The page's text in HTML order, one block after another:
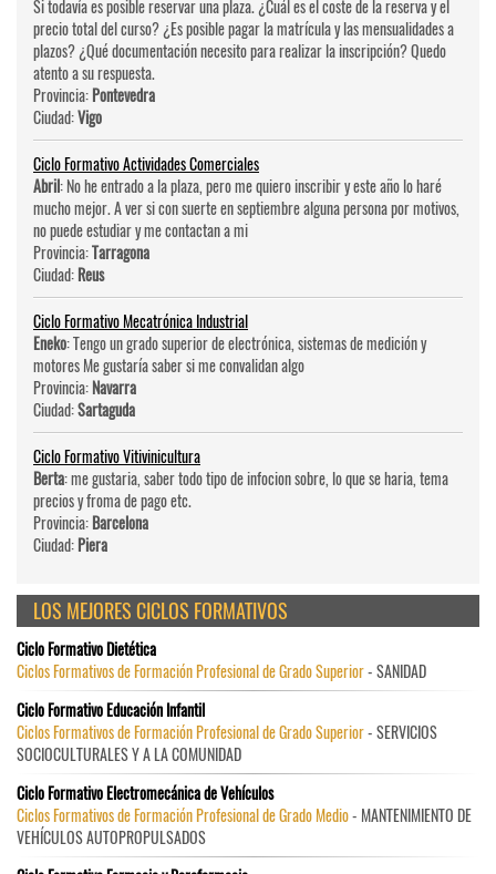
Si todavía es posible reservar una plaza. ¿Cuál es el coste de la reserva y el
precio total del curso? ¿Es posible pagar la matrícula y las mensualidades a
plazos? ¿Qué documentación necesito para realizar la inscripción? Quedo
atento a su respuesta.
Provincia:Pontevedra
Ciudad:Vigo
Ciclo Formativo Actividades Comerciales
Abril: No he entrado a la plaza, pero me quiero inscribir y este año lo haré
mucho mejor. A ver si con suerte en septiembre alguna persona por motivos,
no puede estudiar y me contactan a mi
Provincia:Tarragona
Ciudad:Reus
Ciclo Formativo Mecatrónica Industrial
Eneko: Tengo un grado superior de electrónica, sistemas de medición y
motores Me gustaría saber si me convalidan algo
Provincia:Navarra
Ciudad:Sartaguda
Ciclo Formativo Vitivinicultura
Berta: me gustaria, saber todo tipo de infocion sobre, lo que se haria, tema
precios y froma de pago etc.
Provincia:Barcelona
Ciudad:Piera
LOS MEJORES CICLOS FORMATIVOS
Ciclo Formativo Dietética
Ciclos Formativos de Formación Profesional de Grado Superior- SANIDAD
Ciclo Formativo Educación Infantil
Ciclos Formativos de Formación Profesional de Grado Superior- SERVICIOS
SOCIOCULTURALES Y A LA COMUNIDAD
Ciclo Formativo Electromecánica de Vehículos
Ciclos Formativos de Formación Profesional de Grado Medio- MANTENIMIENTO DE
VEHÍCULOS AUTOPROPULSADOS